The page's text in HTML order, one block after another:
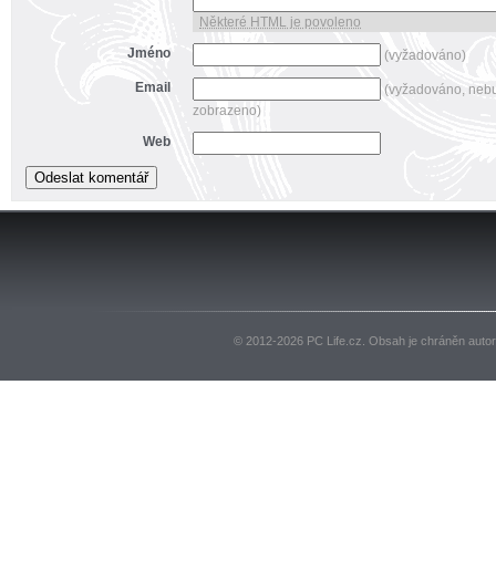
Některé HTML je povoleno
Jméno
(vyžadováno)
Email
(vyžadováno,
zobrazeno)
Web
© 2012-2026 PC Life.cz. Obsah je chráněn